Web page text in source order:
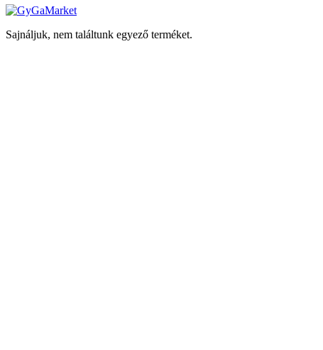
Sajnáljuk, nem találtunk egyező terméket.